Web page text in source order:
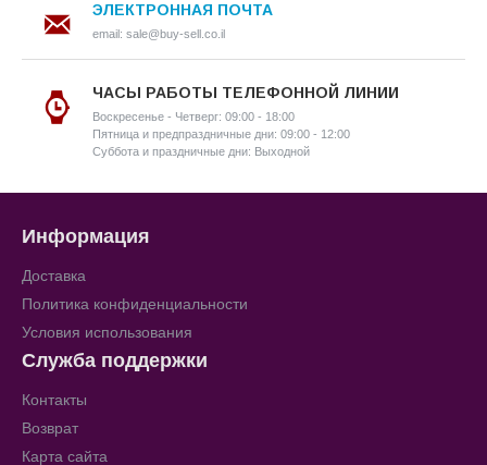
ЭЛЕКТРОННАЯ ПОЧТА
email: sale@buy-sell.co.il
ЧАСЫ РАБОТЫ ТЕЛЕФОННОЙ ЛИНИИ
Воскресенье - Четверг: 09:00 - 18:00
Пятница и предпраздничные дни: 09:00 - 12:00
Суббота и праздничные дни: Выходной
Информация
Доставка
Политика конфиденциальности
Условия использования
Служба поддержки
Контакты
Возврат
Карта сайта